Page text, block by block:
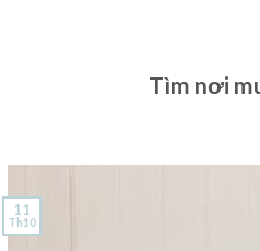
Tìm nơi
11
Th10